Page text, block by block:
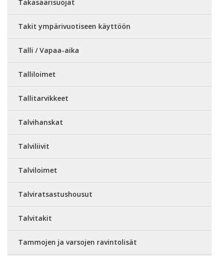
Takasäärisuojat
Takit ympärivuotiseen käyttöön
Talli / Vapaa-aika
Talliloimet
Tallitarvikkeet
Talvihanskat
Talviliivit
Talviloimet
Talviratsastushousut
Talvitakit
Tammojen ja varsojen ravintolisät